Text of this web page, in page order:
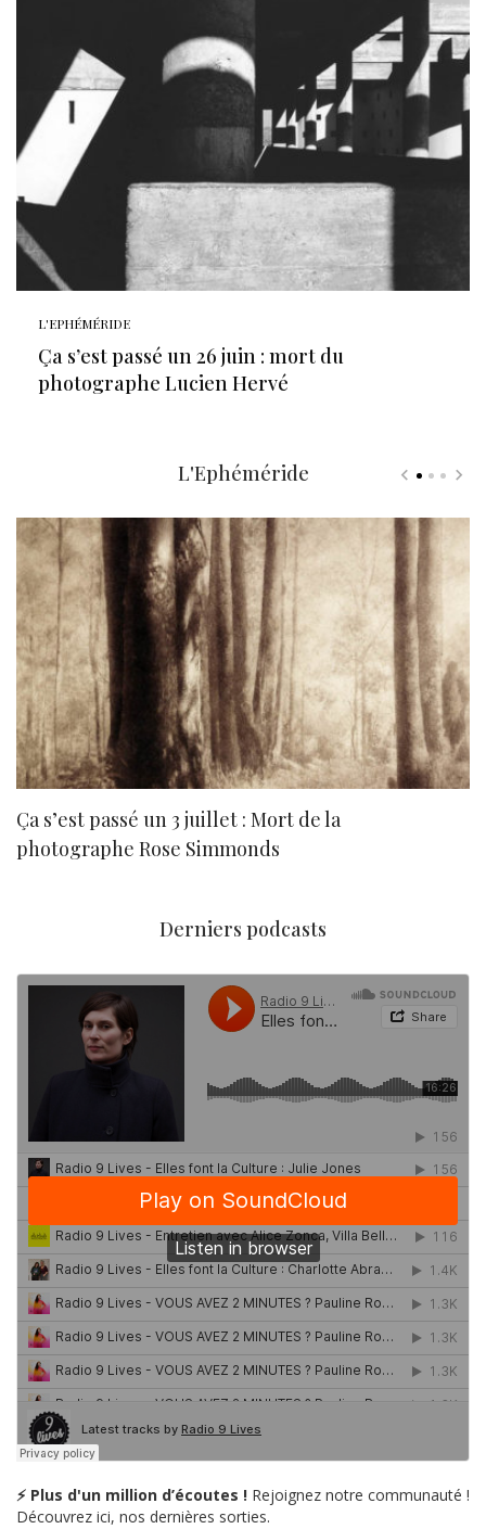
L'EPHÉMÉRIDE
Ça s’est passé un 26 juin : mort du
photographe Lucien Hervé
L'Ephéméride
Ça s’est passé un 3 juillet : Mort de la
photographe Rose Simmonds
Derniers podcasts
⚡ Plus d'un million d’écoutes ! Rejoignez notre communauté !
Découvrez ici, nos dernières sorties.